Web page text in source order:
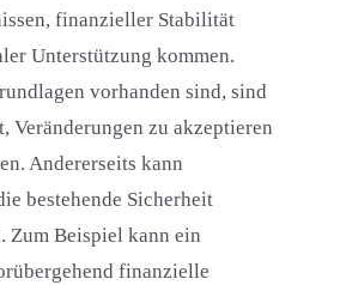
finanzieller Stabilität
Unterstützung kommen.
vorhanden sind, sind
Veränderungen zu akzeptieren
Andererseits kann
bestehende Sicherheit
Zum Beispiel kann ein
finanzielle